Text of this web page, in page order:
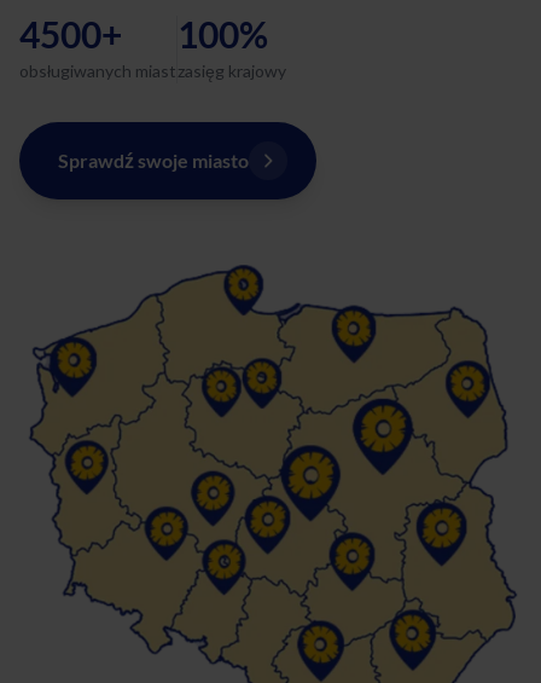
4500+
obsługiwanych miast
100%
zasięg krajowy
Sprawdź swoje miasto